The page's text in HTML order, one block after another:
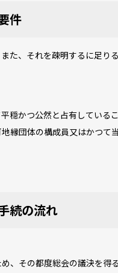
件
た、それを疎明するに足り
かつ公然と占有しているこ
団体の構成員又はかつて
続の流れ
その都度総会の議決を得る